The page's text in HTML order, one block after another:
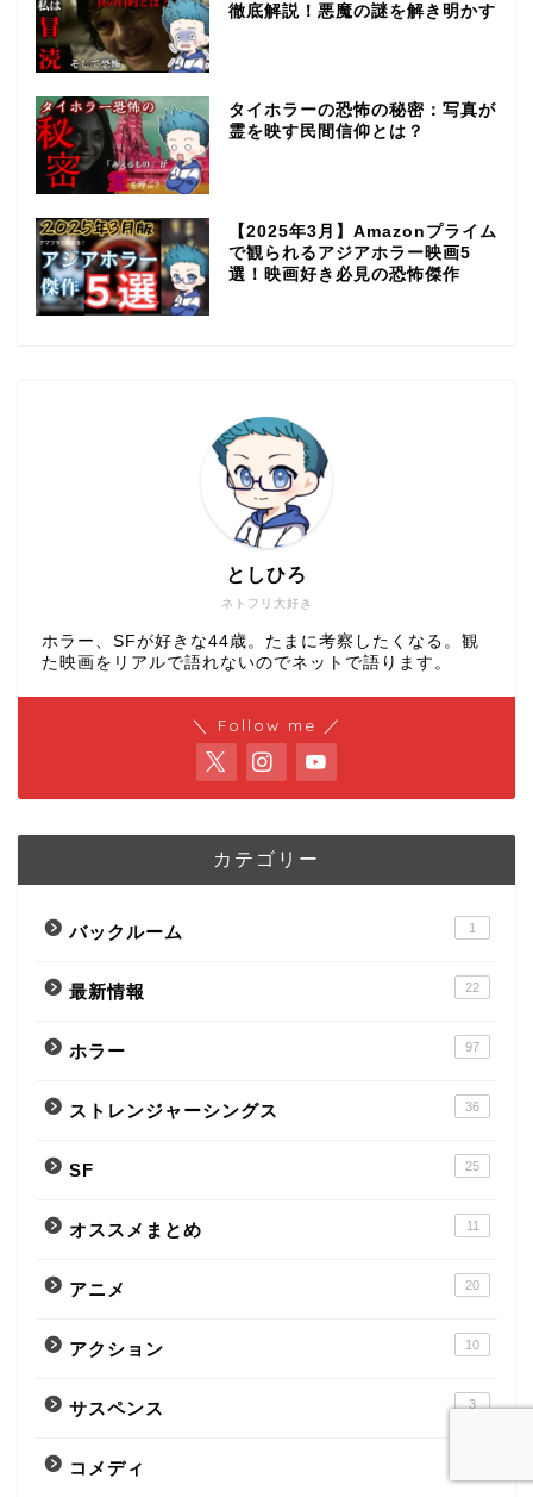
徹底解説！悪魔の謎を解き明かす
タイホラーの恐怖の秘密：写真が
霊を映す民間信仰とは？
【2025年3月】Amazonプライム
で観られるアジアホラー映画5
選！映画好き必見の恐怖傑作
ネトフリ大好き
としひろ
ホラー、SFが好きな44歳。たまに考察したくなる。観
た映画をリアルで語れないのでネットで語ります。
＼ Follow me ／
カテゴリー
バックルーム 1
最新情報 22
ホラー 97
ストレンジャーシングス 36
SF 25
オススメまとめ 11
アニメ 20
アクション 10
サスペンス 3
コメディ